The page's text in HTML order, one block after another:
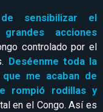
sensibilizar el
acciones
controlado por el
Deséenme toda la
me acaban de
rompió rodillas y
en el Congo. Así es